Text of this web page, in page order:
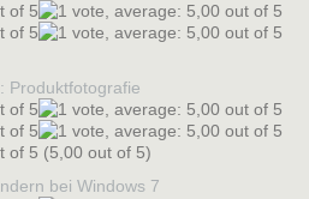
Produktfotografie
(5,00 out of 5)
bei Windows 7